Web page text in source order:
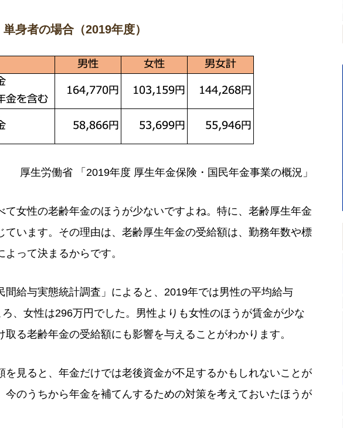
身者の場合（2019年度）
厚生労働省 「2019年度 厚生年金保険・国民年金事業の概況」
て女性の老齢年金のほうが少ないですよね。特に、老齢厚生年金
ています。その理由は、老齢厚生年金の受給額は、勤務年数や標
って決まるからです。
間給与実態統計調査」によると、2019年では男性の平均給与
ろ、女性は296万円でした。男性よりも女性のほうが賃金が少な
る老齢年金の受給額にも影響を与えることがわかります。
を見ると、年金だけでは老後資金が不足するかもしれないことが
今のうちから年金を補てんするための対策を考えておいたほうが